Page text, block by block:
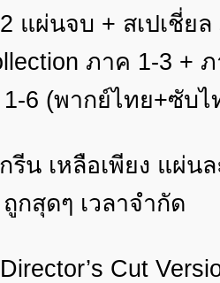
แผ่นจบ + สเปเชี่ย
ภาค 1-3 +
6 (พากย์ไทย+ซับ
น เหลือเพียง แผ่น
กสุดๆ เวลาจำกัด
Cut